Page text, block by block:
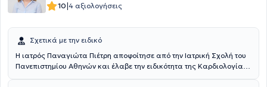
10|4 αξιολογήσεις
Σχετικά με την ειδικό
Η ιατρός Παναγιώτα Πιέτρη αποφοίτησε από την Ιατρική Σχολή του
Πανεπιστημίου Αθηνών και έλαβε την ειδικότητα της Καρδιολογίας